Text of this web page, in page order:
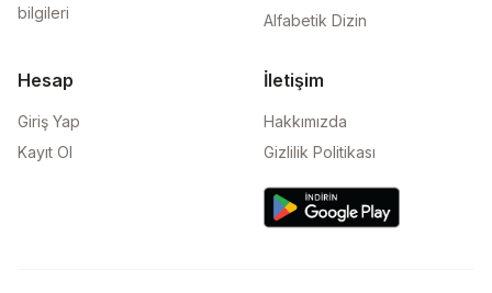
bilgileri
Alfabetik Dizin
Hesap
Giriş Yap
Kayıt Ol
İletişim
Hakkımızda
Gizlilik Politikası